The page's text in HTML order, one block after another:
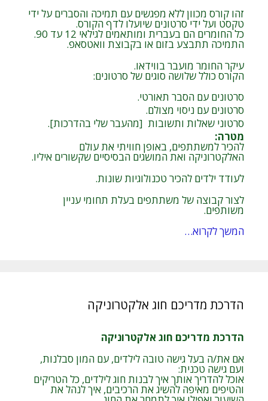
זהו קורס מכוון ללא מפגשים עם תמיכה והסברים על ידי
טקסט ועל ידי סרטונים שיועלו לדף הקורס.
כל החומרים הם בעברית ומותאמים לגילאי 12 עד 90.
התמיכה תתבצע בזום או בקבוצת וואטסאפ.
עיקר החומר מועבר בווידאו.
הקורס כולל שלושה סוגים של סרטונים:
סרטונים עם הסבר תאורטי.
סרטונים עם ניסוי מצולם.
סרטוני שאלות ותשובות [מהעבר שלי בהדרכות].
מטרה:
להכיר למשתתפים, באופן חוויתי את עולם
האלקטרוניקה ואת המושגים הבסיסיים שקשורים איליו.
לעודד ילדים להכיר טכנולוגיות שונות.
לצור קבוצה של משתתפים בעלת תחומי עניין
משותפים.
המשך לקרוא…
הדרכת מדריכם חוג אלקטרוניקה
הדרכת מדריכם חוג אלקטרוניקה
אם את/ה בעל גישה טובה לילדים, עם המון סבלנות,
ועם גישה טכנית:
אוכל להדריך אותך איך לבנות חוג לילדים, כל הטריקים
והטיפים מאיפה להשיג את הרכיבים, איך לנהל את